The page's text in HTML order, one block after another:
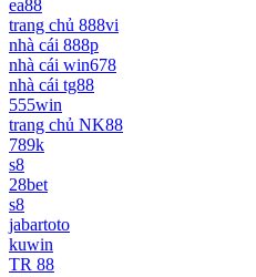
ea88
trang chủ 888vi
nhà cái 888p
nhà cái win678
nhà cái tg88
555win
trang chủ NK88
789k
s8
28bet
s8
jabartoto
kuwin
TR 88